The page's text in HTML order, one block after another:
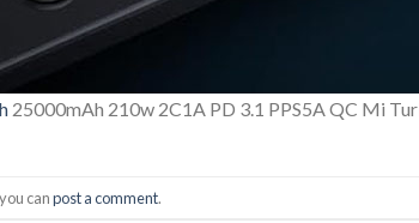
25000mAh 210w 2C1A PD 3.1 PPS5A QC Mi
canpost a comment.